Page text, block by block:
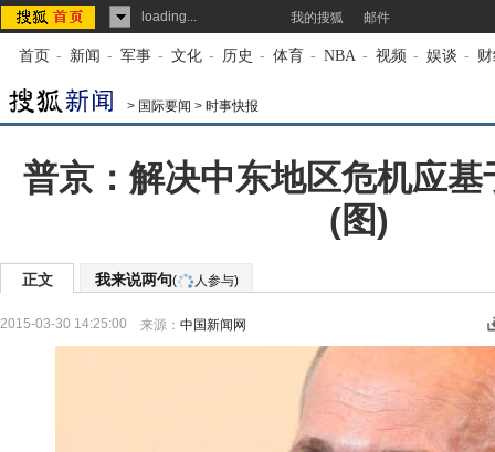
loading... 我的搜狐 邮件
首页 - 新闻 - 军事 - 文化 - 历史 - 体育 - NBA - 视频 - 娱谈 -
> 国际要闻 > 时事快报
普京：解决中东地区危机应基
(图)
正文 我来说两句( 人参与)
2015-03-30 14:25:00 来源： 中国新闻网